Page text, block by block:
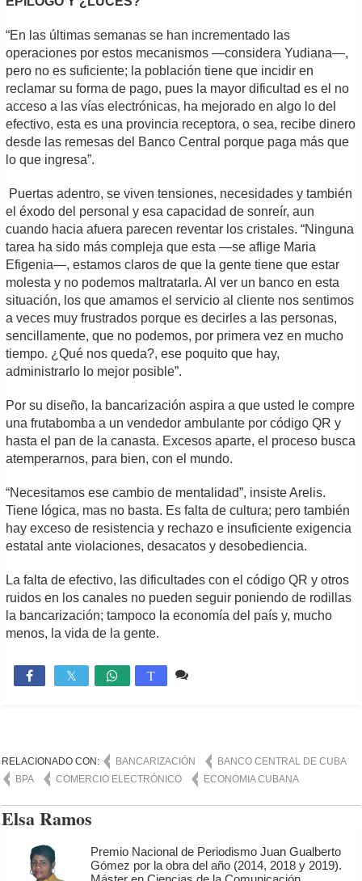
“En las últimas semanas se han incrementado las
operaciones por estos mecanismos —considera Yudiana—,
pero no es suficiente; la población tiene que incidir en
reclamar su forma de pago, pues la mayor dificultad es el no
acceso a las vías electrónicas, ha mejorado en algo lo del
efectivo, esta es una provincia receptora, o sea, recibe dinero
desde las remesas del Banco Central porque paga más que
lo que ingresa”.
Puertas adentro, se viven tensiones, necesidades y también
el éxodo del personal y esa capacidad de sonreír, aun
cuando hacia afuera parecen reventar los cristales. “Ninguna
tarea ha sido más compleja que esta —se aflige Maria
Efigenia—, estamos claros de que la gente tiene que estar
molesta y no podemos maltratarla. Al ver un banco en esta
situación, los que amamos el servicio al cliente nos sentimos
a veces muy frustrados porque es decirles a las personas,
sencillamente, que no podemos, por primera vez en mucho
tiempo. ¿Qué nos queda?, ese poquito que hay,
administrarlo lo mejor posible”.
Por su diseño, la bancarización aspira a que usted le compre
una frutabomba a un vendedor ambulante por código QR y
hasta el pan de la canasta. Excesos aparte, el proceso busca
atemperarnos, para bien, con el mundo.
“Necesitamos ese cambio de mentalidad”, insiste Arelis.
Tiene lógica, mas no basta. Es falta de cultura; pero también
hay exceso de resistencia y rechazo e insuficiente exigencia
estatal ante violaciones, desacatos y desobediencia.
La falta de efectivo, las dificultades con el código QR y otros
ruidos en los canales no pueden seguir poniendo de rodillas
la bancarización; tampoco la economía del país y, mucho
menos, la vida de la gente.
 T
RELACIONADO CON: BANCARIZACIÓN
BANCO CENTRAL DE CUBA
BPA
COMERCIO ELECTRÓNICO ECONOMIA CUBANA
Elsa Ramos
Premio Nacional de Periodismo Juan Gualberto
Gómez por la obra del año (2014, 2018 y 2019).